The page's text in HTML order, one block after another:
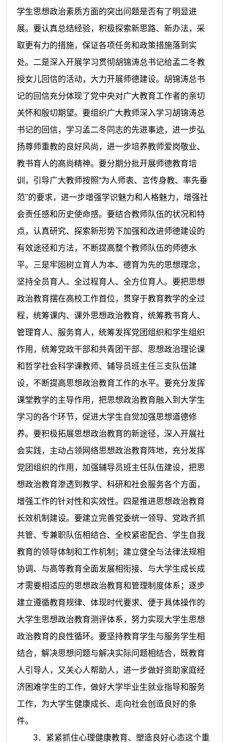
学生思想政治素质方面的突出问题是否有了明显进
展。要认真总结经验，积极探索新思路、新办法，采
取更有力的措施，保证各项任务和政策措施落到实
处。二是深入开展学习贯彻胡锦涛总书记给孟二冬教
授女儿回信的活动，大力开展师德建设。胡锦涛总书
记的回信充分体现了党中央对广大教育工作者的亲切
关怀和殷切期望。要组织广大教师深入学习胡锦涛总
书记的回信，学习孟二冬同志的先进事迹，进一步弘
扬尊师重教的良好风尚，进一步培养教师爱岗敬业、
教书育人的高尚精神。要分期分批开展师德教育培
训，引导广大教师按照“为人师表、言传身教、率先垂
范"的要求，进一步增强学识魅力和人格魅力，增强社
会责任感和历史使命感。要结合教师队伍的状况和特
点，认真研究、探索新形势下加强和改进师德建设的
有效途径和方法，不断提高整个教师队伍的师德水
平。三是牢固树立育人为本、德育为先的思想理念，
坚持全员育人、全过程育人、全方位育人。要把思想
政治教育摆在高校工作首位，贯穿于教育教学的全过
程，统筹课内、课外思想政治教育，统筹教书育人、
管理育人、服务育人，统筹发挥党团组织和学生组织
作用，统筹党政干部和共青团干部、思想政治理论课
和哲学社会科学课教师、辅导员班主任三支队伍建
设，不断提高思想政治教育工作的水平。要充分发挥
课堂教学的主导作用，把思想政治教育融入到大学生
学习的各个环节，促进大学生自觉加强思想道德修
养。要积极拓展思想政治教育的新途径，深入开展社
会实践，主动占领网络思想政治教育阵地，充分发挥
党团组织的作用，加强辅导员班主任队伍建设，把思
想政治教育渗透到教学、科研和社会服务各个方面，
增强工作的针对性和实效性。四是推进思想政治教育
长效机制建设。要建立完善党委统一领导、党政齐抓
共管、专兼职队伍相结合、全校紧密配合、学生自我
教育的领导体制和工作机制；建立健全与法律法规相
协调、与高等教育全面发展相衔接、与大学生成长成
才需要相适应的思想政治教育和管理制度体系；逐步
建立遵循教育规律、体现时代要求、便于具体操作的
大学生思想政治教育测评体系，努力实现大学生思想
政治教育的良性循环。要坚持教育学生与服务学生相
结合，解决思想问题与解决实际问题相结合，既教育
人引导人，又关心人帮助人，进一步做好资助家庭经
济困难学生的工作，做好大学毕业生就业指导和服务
工作，为大学生健康成长、走向社会创造良好的条
件。
3．紧紧抓住心理健康教育、塑造良好心态这个重